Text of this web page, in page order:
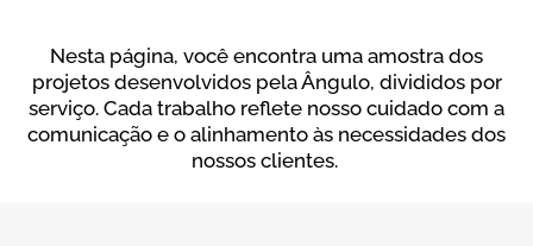
Nesta página, você encontra uma amostra dos
projetos desenvolvidos pela Ângulo, divididos por
serviço. Cada trabalho reflete nosso cuidado com a
comunicação e o alinhamento às necessidades dos
nossos clientes.